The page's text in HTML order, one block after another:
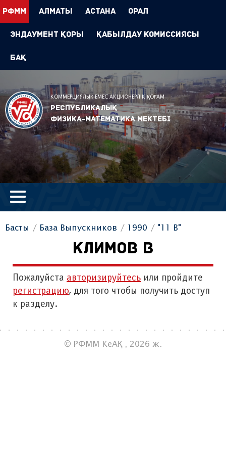
РФММ Алматы Астана Орал
Эндаумент Қоры Қабылдау комиссиясы
БАҚ
КОММЕРЦИЯЛЫҚ ЕМЕС АКЦИОНЕРЛІК ҚОҒАМ
Республикалық
физика-математика мектебі
Басты База Выпускников 1990 "11 В"
КЛИМОВ В
Пожалуйста авторизируйтесь или пройдите
регистрацию, для того чтобы получить доступ
к разделу.
© РФММ КеАҚ , 2026 ж.